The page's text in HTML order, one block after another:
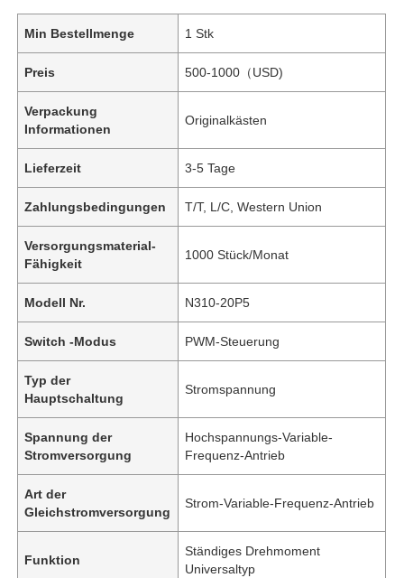
Min Bestellmenge 1 Stk
Preis 500-1000（USD)
Verpackung
Informationen
Originalkästen
Lieferzeit 3-5 Tage
Zahlungsbedingungen T/T, L/C, Western Union
Versorgungsmaterial-
Fähigkeit
1000 Stück/Monat
Modell Nr. N310-20P5
Switch -Modus PWM-Steuerung
Typ der
Hauptschaltung
Stromspannung
Spannung der
Stromversorgung
Hochspannungs-Variable-
Frequenz-Antrieb
Art der
Gleichstromversorgung
Strom-Variable-Frequenz-Antrieb
Funktion
Ständiges Drehmoment
Universaltyp